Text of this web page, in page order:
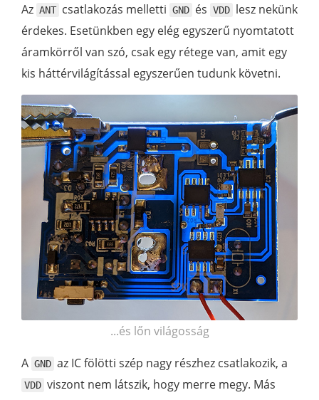
Az ANT csatlakozás melletti GND és VDD lesz nekünk
érdekes. Esetünkben egy elég egyszerű nyomtatott
áramkörről van szó, csak egy rétege van, amit egy
kis háttérvilágítással egyszerűen tudunk követni.
...és lőn világosság
A GND az IC fölötti szép nagy részhez csatlakozik, a
VDD viszont nem látszik, hogy merre megy. Más